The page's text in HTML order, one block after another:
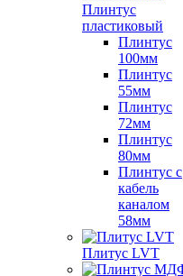
Плинтус
пластиковый
Плинтус
100мм
Плинтус
55мм
Плинтус
72мм
Плинтус
80мм
Плинтус с
кабель
каналом
58мм
Плитус LVT